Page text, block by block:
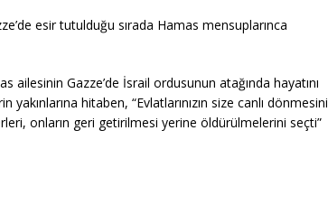
esir tutulduğu sırada Hamas mensuplarınca
ailesinin Gazze’de İsrail ordusunun atağında hayatını
hitaben, “Evlatlarınızın size canlı dönmesini
onların geri getirilmesi yerine öldürülmelerini seçti”